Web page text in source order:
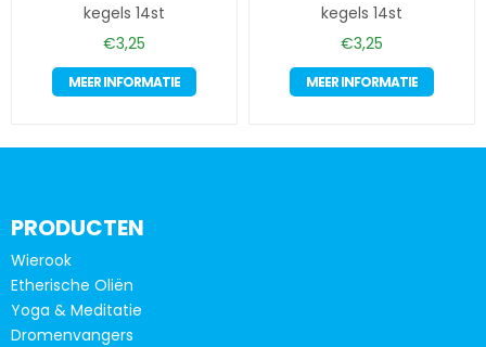
kegels 14st
€3,25
MEER INFORMATIE
kegels 14st
€3,25
MEER INFORMATIE
PRODUCTEN
Wierook
Etherische Oliën
Yoga & Meditatie
Dromenvangers